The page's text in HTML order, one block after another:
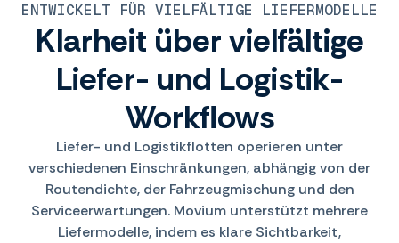
ENTWICKELT FÜR VIELFÄLTIGE LIEFERMODELLE
Klarheit über vielfältige
Liefer- und Logistik-
Workflows
Liefer- und Logistikflotten operieren unter
verschiedenen Einschränkungen, abhängig von der
Routendichte, der Fahrzeugmischung und den
Serviceerwartungen. Movium unterstützt mehrere
Liefermodelle, indem es klare Sichtbarkeit,